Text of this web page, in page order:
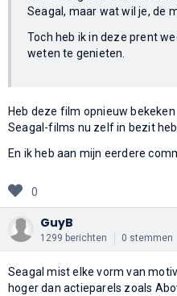
Seagal, maar wat wil je, de
Toch heb ik in deze prent
weten te genieten.
Heb deze film opnieuw
Seagal-films nu zelf in bezit heb.
En ik heb aan mijn eerdere
0
GuyB
1299 berichten 0 stemmen
Seagal mist elke vorm van
hoger dan actieparels zoals